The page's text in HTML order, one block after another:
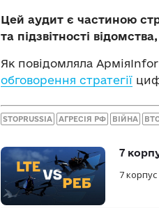
Цей аудит є частиною
та підзвітності
Як повідомляла
обговорення стратегії
STOPRUSSIA АГРЕСІЯ РФ ВІЙНА
7
7